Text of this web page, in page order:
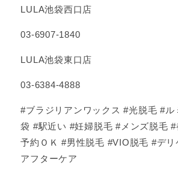
LULA池袋西口店
03-6907-1840
LULA池袋東口店
03-6384-4888
#ブラジリアンワックス #光脱毛 #ル
袋 #駅近い #妊婦脱毛 #メンズ脱毛 #
予約ＯＫ #男性脱毛 #VIO脱毛 #デ
アフターケア